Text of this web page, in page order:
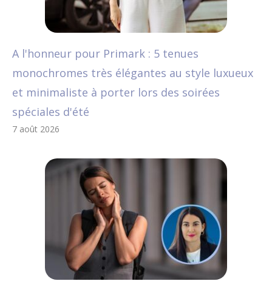
A l'honneur pour Primark : 5 tenues
monochromes très élégantes au style luxueux
et minimaliste à porter lors des soirées
spéciales d'été
7 août 2026